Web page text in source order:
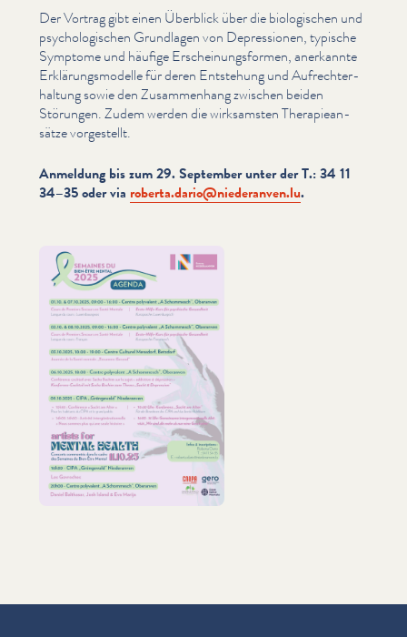
Der Vortrag gibt einen Überblick über die biol­o­gis­chen und
psy­chol­o­gis­chen Grundlagen von Depres­sio­nen, typische
Symptome und häufige Erschei­n­ungs­for­men, anerkannte
Erk­lärungsmod­elle für deren Entstehung und Aufrechter­
hal­tung sowie den Zusam­men­hang zwischen beiden
Störungen. Zudem werden die wirksamsten Ther­a­piean­
sätze vorgestellt.
Anmeldung bis zum 29. September unter der T.: 34 11
34–35 oder via roberta.​dario@​niederanven.​lu.